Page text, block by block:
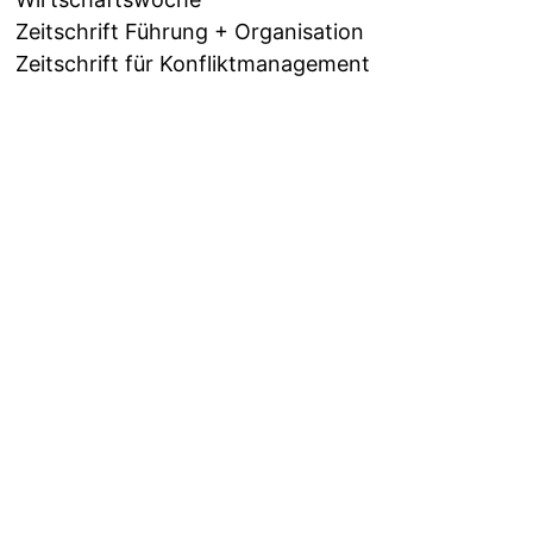
Zeitschrift Führung + Organisation
Zeitschrift für Konfliktmanagement